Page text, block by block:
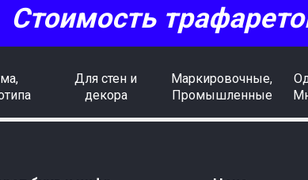
Стоимость
Для стен и
декора
Маркировочные,
Промышленные